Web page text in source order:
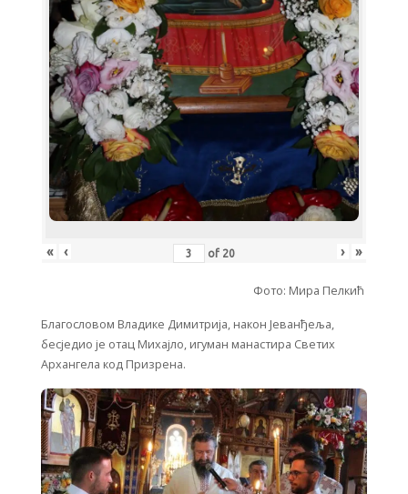
« ‹ of 20 › »
Фото: Мира Пелкић
Благословом Владике Димитрија, након Јеванђеља,
бесједио је отац Михајло, игуман манастира Светих
Архангела код Призрена.